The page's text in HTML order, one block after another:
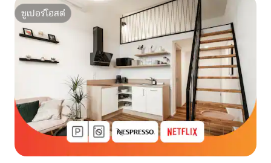
ซูเปอร์โฮสต์
ซูเปอร์โฮสต์